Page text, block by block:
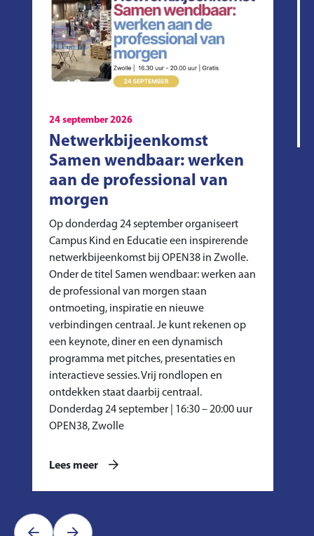
24 september 2026
Netwerkbijeenkomst
Samen wendbaar: werken
aan de professional van
morgen
Op donderdag 24 september organiseert
Campus Kind en Educatie een inspirerende
netwerkbijeenkomst bij OPEN38 in Zwolle.
Onder de titel Samen wendbaar: werken aan
de professional van morgen staan
ontmoeting, inspiratie en nieuwe
verbindingen centraal. Je kunt rekenen op
een keynote, diner en een dynamisch
programma met pitches, presentaties en
interactieve sessies. Vrij rondlopen en
ontdekken staat daarbij centraal.
Donderdag 24 september | 16:30 – 20:00 uur
OPEN38, Zwolle
Lees meer